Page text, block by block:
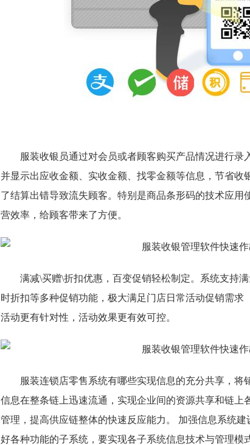
服装收银员通过对会员或者顾客购买产品情况进行
并显示出应收金额、实收金额、找零金额等信息，节省
了结算出错导致流失顾客。特别是商品条形码的技术应
营效率，给顾客带来了方便。
满减\买赠\折扣优惠，百变促销轻松制定。系统支持
时折扣等多种促销功能，极大满足门店日常活动促销需
活动更有针对性，活动效果更有效可控。
服装连锁店零售系统有哪些实现信息的充分共享，将
信息在整条链上迅速流通，实现企业间的资源共享和链
管理，提高供应链整体的快速反应能力。 加强信息系统
好各种功能的子系统，要实现各子系统信息技术与管理模